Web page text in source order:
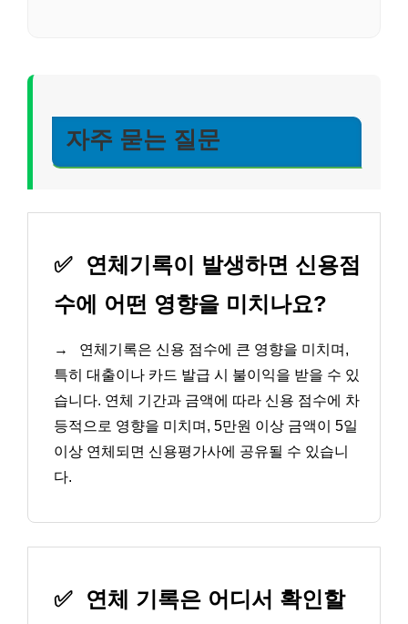
자주 묻는 질문
✅
연체기록이 발생하면 신용점
수에 어떤 영향을 미치나요?
→
연체기록은 신용 점수에 큰 영향을 미치며,
특히 대출이나 카드 발급 시 불이익을 받을 수 있
습니다. 연체 기간과 금액에 따라 신용 점수에 차
등적으로 영향을 미치며, 5만원 이상 금액이 5일
이상 연체되면 신용평가사에 공유될 수 있습니
다.
✅
연체 기록은 어디서 확인할